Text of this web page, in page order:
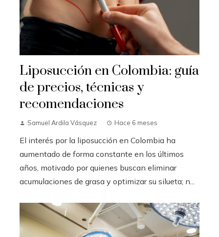
Liposucción en Colombia: guía
de precios, técnicas y
recomendaciones
Samuel Ardila Vásquez Hace 6 meses
El interés por la liposucción en Colombia ha
aumentado de forma constante en los últimos
años, motivado por quienes buscan eliminar
acumulaciones de grasa y optimizar su silueta; n...